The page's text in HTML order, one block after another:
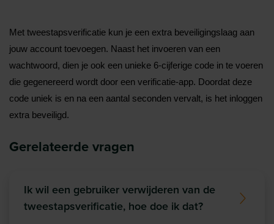
Met tweestapsverificatie kun je een extra beveiligingslaag aan
jouw account toevoegen. Naast het invoeren van een
wachtwoord, dien je ook een unieke 6-cijferige code in te voeren
die gegenereerd wordt door een verificatie-app. Doordat deze
code uniek is en na een aantal seconden vervalt, is het inloggen
extra beveiligd.
Gerelateerde vragen
Ik wil een gebruiker verwijderen van de
tweestapsverificatie, hoe doe ik dat?